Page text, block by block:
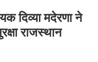
दिव्या मदेरणा ने
राजस्थान